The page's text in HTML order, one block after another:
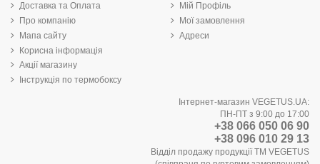
Доставка та Оплата
Про компанію
Мапа сайту
Корисна інформація
Акції магазину
Інструкція по термобоксу
Мій Профіль
Мої замовлення
Адреси
Інтернет-магазин VEGETUS.UA:
ПН-ПТ з 9:00 до 17:00
+38 066 050 06 90
+38 096 010 29 13
Відділ продажу продукції ТМ VEGETUS